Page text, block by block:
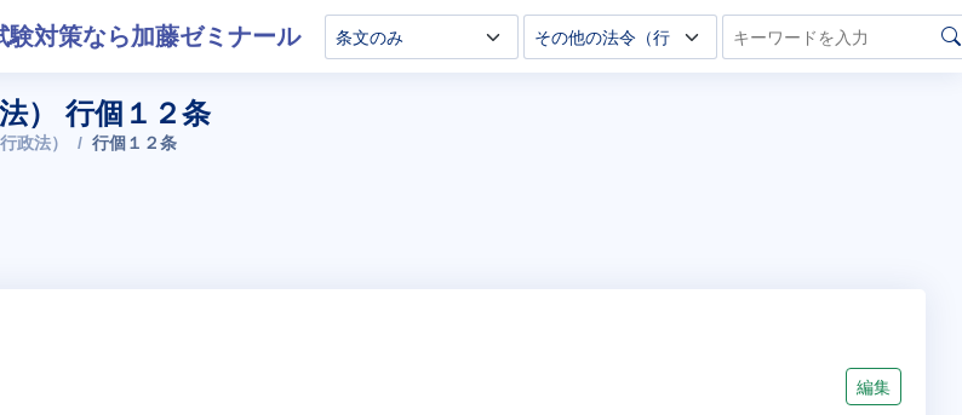
対策なら加藤ゼミナール
） 行個１２条
政法） 行個１２条
編集